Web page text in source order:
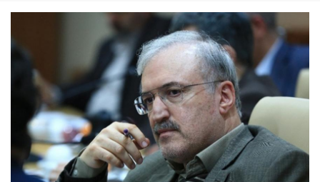
saeed-
namaki-
343434-
a.jpg